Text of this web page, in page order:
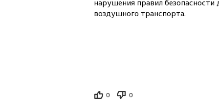
нарушения правил безопасности
воздушного транспорта.
0 0